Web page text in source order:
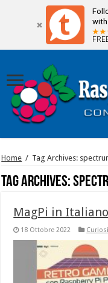
Home / Tag Archives:
Tag Archives:
MagPi in
18 Ottobre 2022